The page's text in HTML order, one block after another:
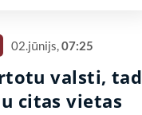
02.jūnijs,07:25
valsti, tad
citas vietas